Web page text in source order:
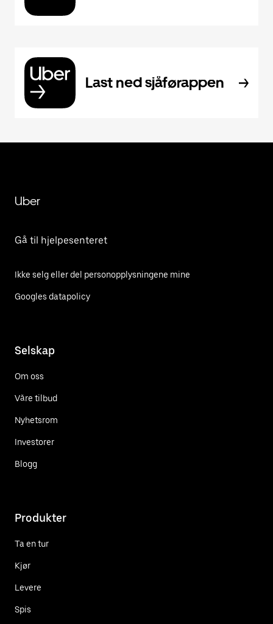
Last ned sjåførappen
Uber
Gå til hjelpesenteret
Ikke selg eller del personopplysningene mine
Googles datapolicy
Selskap
Om oss
Våre tilbud
Nyhetsrom
Investorer
Blogg
Produkter
Ta en tur
Kjør
Levere
Spis